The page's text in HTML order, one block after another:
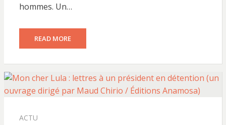
hommes. Un…
READ MORE
ACTU